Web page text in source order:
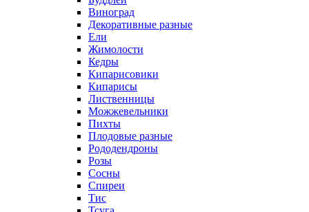
Виноград
Декоративные разные
Ели
Жимолости
Кедры
Кипарисовики
Кипарисы
Лиственницы
Можжевельники
Пихты
Плодовые разные
Рододендроны
Розы
Сосны
Спиреи
Тис